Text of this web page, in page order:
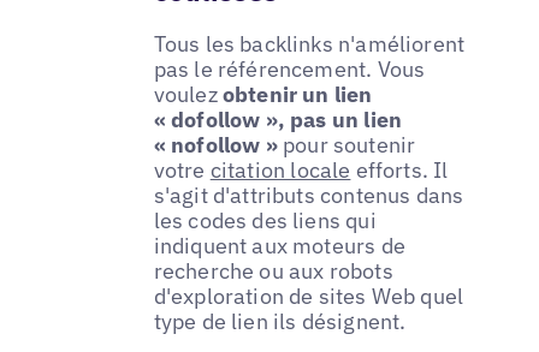
Tous les backlinks n'améliorent
pas le référencement. Vous
voulezobtenir un lien
« dofollow », pas un lien
« nofollow »pour soutenir
votre citation locale efforts. Il
s'agit d'attributs contenus dans
les codes des liens qui
indiquent aux moteurs de
recherche ou aux robots
d'exploration de sites Web quel
type de lien ils désignent.